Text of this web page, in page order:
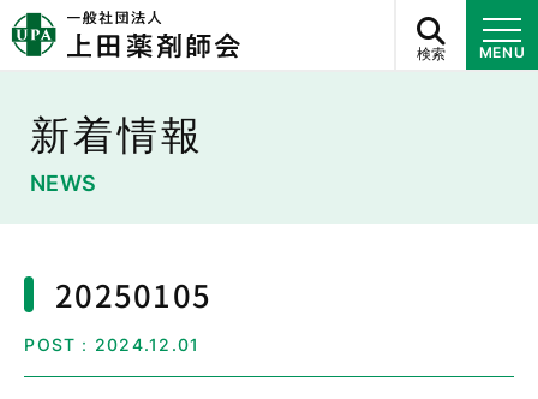
検索 MENU
新着情報
NEWS
20250105
POST：2024.12.01